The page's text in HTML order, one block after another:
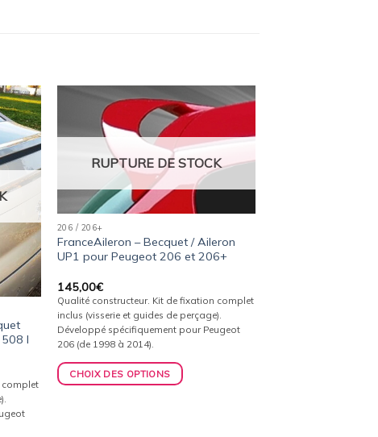
à la
I
complet
à la
RUPTURE DE STOCK
206 / 206+
FranceAileron – Becquet / Aileron
UP1 pour Peugeot 206 et 206+
145,00€
Qualité constructeur. Kit de fixation complet
inclus (visserie et guides de perçage).
Développé spécifiquement pour Peugeot
206 (de 1998 à 2014).
CHOIX DES OPTIONS